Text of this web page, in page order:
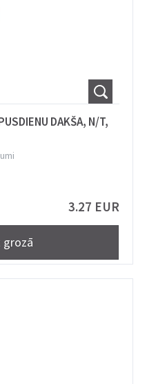
DAKŠA, N/T,
3.27 EUR